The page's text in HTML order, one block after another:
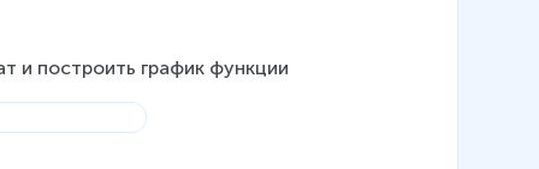
+
и построить график функции